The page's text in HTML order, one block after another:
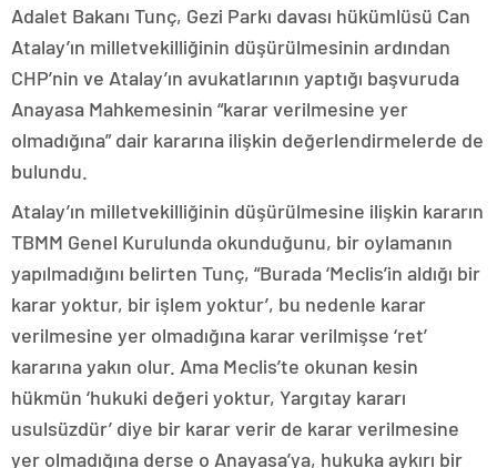
Adalet Bakanı Tunç, Gezi Parkı davası hükümlüsü Can
Atalay’ın milletvekilliğinin düşürülmesinin ardından
CHP’nin ve Atalay’ın avukatlarının yaptığı başvuruda
Anayasa Mahkemesinin “karar verilmesine yer
olmadığına” dair kararına ilişkin değerlendirmelerde de
bulundu.
Atalay’ın milletvekilliğinin düşürülmesine ilişkin kararın
TBMM Genel Kurulunda okunduğunu, bir oylamanın
yapılmadığını belirten Tunç, “Burada ‘Meclis’in aldığı bir
karar yoktur, bir işlem yoktur’, bu nedenle karar
verilmesine yer olmadığına karar verilmişse ‘ret’
kararına yakın olur. Ama Meclis’te okunan kesin
hükmün ‘hukuki değeri yoktur, Yargıtay kararı
usulsüzdür’ diye bir karar verir de karar verilmesine
yer olmadığına derse o Anayasa’ya, hukuka aykırı bir